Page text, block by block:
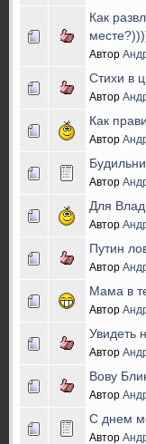
Как
Автор
Стихи в
Автор
Как
Автор
Автор
Для
Автор
Путин
Автор
Мама в
Автор
Увидеть
Автор
Вову
Автор
С днем
Автор